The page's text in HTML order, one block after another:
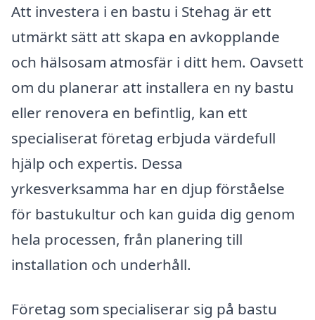
Att investera i en bastu i Stehag är ett
utmärkt sätt att skapa en avkopplande
och hälsosam atmosfär i ditt hem. Oavsett
om du planerar att installera en ny bastu
eller renovera en befintlig, kan ett
specialiserat företag erbjuda värdefull
hjälp och expertis. Dessa
yrkesverksamma har en djup förståelse
för bastukultur och kan guida dig genom
hela processen, från planering till
installation och underhåll.
Företag som specialiserar sig på bastu